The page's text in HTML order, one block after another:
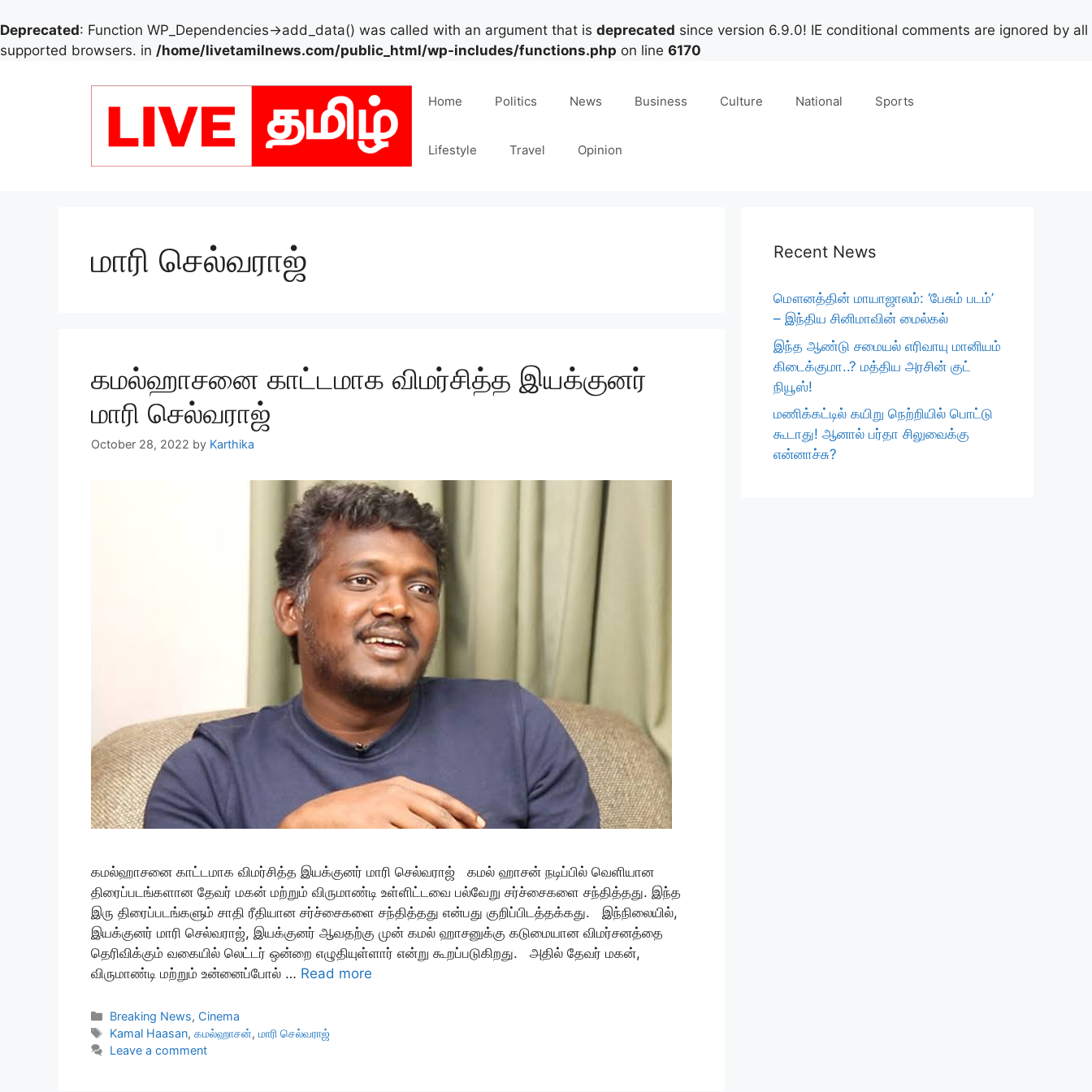
Deprecated: Function WP_Dependencies->add_data() was called with an argument that is deprecated since version 6.9.0! IE conditional comments are ignored by all
supported browsers. in /home/livetamilnews.com/public_html/wp-includes/functions.php on line 6170
Home Politics News Business Culture National Sports
Lifestyle Travel Opinion
மாரி செல்வராஜ்
கமல்ஹாசனை காட்டமாக விமர்சித்த இயக்குனர்
மாரி செல்வராஜ்
October 28, 2022 by Karthika
கமல்ஹாசனை காட்டமாக விமர்சித்த இயக்குனர் மாரி செல்வராஜ் கமல் ஹாசன் நடிப்பில் வெளியான
திரைப்படங்களான தேவர் மகன் மற்றும் விருமாண்டி உள்ளிட்டவை பல்வேறு சர்ச்சைகளை சந்தித்தது. இந்த
இரு திரைப்படங்களும் சாதி ரீதியான சர்ச்சைகளை சந்தித்தது என்பது குறிப்பிடத்தக்கது. இந்நிலையில்,
இயக்குனர் மாரி செல்வராஜ், இயக்குனர் ஆவதற்கு முன் கமல் ஹாசனுக்கு கடுமையான விமர்சனத்தை
தெரிவிக்கும் வகையில் லெட்டர் ஒன்றை எழுதியுள்ளார் என்று கூறப்படுகிறது. அதில் தேவர் மகன்,
விருமாண்டி மற்றும் உன்னைப்போல் … Read more
Categories
Breaking News, Cinema
Tags
Kamal Haasan,கமல்ஹாசன்,மாரி செல்வராஜ்
Leave a comment
Recent News
மௌனத்தின் மாயாஜாலம்: ‘பேசும் படம்’
– இந்திய சினிமாவின் மைல்கல்
இந்த ஆண்டு சமையல் எரிவாயு மானியம்
கிடைக்குமா..? மத்திய அரசின் குட்
நியூஸ்!
மணிக்கட்டில் கயிறு நெற்றியில் பொட்டு
கூடாது! ஆனால் பர்தா சிலுவைக்கு
என்னாச்சு?